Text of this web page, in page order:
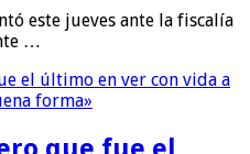
este jueves ante la fiscalía
…